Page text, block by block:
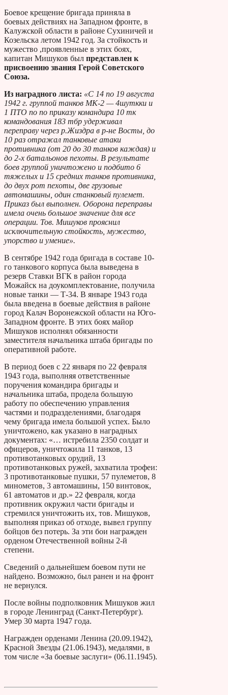
Боевое крещение бригада приняла в
боевых действиях на Западном фронте, в
Калужской области в районе Сухиничей и
Козельска летом 1942 год. За стойкость и
мужество ,проявленные в этих боях,
капитан Мишуков был представлен к
присвоению звания Герой Советского
Союза.
Из наградного листа: «С 14 по 19 августа
1942 г. группой танков МК-2 — 4шуткки и
1 ПТО по по приказу командира 10 тк
командования 183 тбр удерживал
переправу через р.Жиздра в р-не Восты, до
10 раз отражал танковые атаки
противника (от 20 до 30 танков каждая) и
до 2-х батальонов пехоты. В результате
боев группой уничтожено и подбито 6
тяжелых и 15 средних танков противника,
до двух рот пехоты, две грузовые
автомашины, один станковый пулемет.
Приказ был выполнен. Оборона переправы
имела очень большое значение для все
операции. Тов. Мишуков прояснил
исключительную стойкость, мужество,
упорство и умение».
В сентябре 1942 года бригада в составе 10-
го танкового корпуса была выведена в
резерв Ставки ВГК в район города
Можайск на доукомплектование, получила
новые танки — Т-34. В январе 1943 года
была введена в боевые действия в районе
город Калач Воронежской области на Юго-
Западном фронте. В этих боях майор
Мишуков исполнял обязанности
заместителя начальника штаба бригады по
оперативной работе.
В период боев с 22 января по 22 февраля
1943 года, выполняя ответственные
поручения командира бригады и
начальника штаба, продела большую
работу по обеспечению управления
частями и подразделениями, благодаря
чему бригада имела большой успех. Было
уничтожено, как указано в наградных
документах: «… истребила 2350 солдат и
офицеров, уничтожила 11 танков, 13
противотанковых орудий, 13
противотанковых ружей, захватила трофеи:
3 противотанковые пушки, 57 пулеметов, 8
минометов, 3 автомашины, 150 винтовок,
61 автоматов и др.» 22 февраля, когда
противник окружил части бригады и
стремился уничтожить их, тов. Мишуков,
выполняя приказ об отходе, вывел группу
бойцов без потерь. За эти бои награжден
орденом Отечественной войны 2-й
степени.
Сведений о дальнейшем боевом пути не
найдено. Возможно, был ранен и на фронт
не вернулся.
После войны подполковник Мишуков жил
в городе Ленинград (Санкт-Петербург).
Умер 30 марта 1947 года.
Награжден орденами Ленина (20.09.1942),
Красной Звезды (21.06.1943), медалями, в
том числе «За боевые заслуги» (06.11.1945).